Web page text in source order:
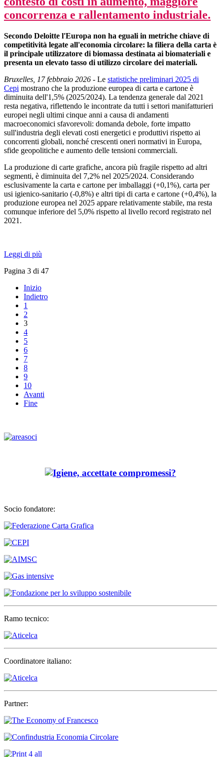
concorrenza e rallentamento industriale.
Secondo Deloitte l'Europa non ha eguali in metriche chiave di
competitività legate all'economia circolare: la filiera della carta è
il principale utilizzatore di biomassa destinata ai biomateriali e
presenta un elevato tasso di utilizzo circolare dei materiali.
Bruxelles, 17 febbraio 2026 - Le statistiche preliminari 2025 di
Cepi mostrano che la produzione europea di carta e cartone è
diminuita dell'1,5% (2025/2024). La tendenza generale dal 2021
resta negativa, riflettendo le incontrate da tutti i settori manifatturieri
europei negli ultimi cinque anni a causa di andamenti
macroeconomici sfavorevoli: domanda debole, forte impatto
sull'industria degli elevati costi energetici e produttivi rispetto ai
concorrenti globali, nonché crescenti oneri normativi in ​​Europa,
sfide geopolitiche e aumento delle tensioni commerciali.
La produzione di carte grafiche, ancora più fragile rispetto ad altri
segmenti, è diminuita del 7,2% nel 2025/2024. Considerando
esclusivamente la carta e cartone per imballaggi (+0,1%), carta per
usi igienico-sanitario (-0,8%) e altri tipi di carta e cartone (+0,4%), la
produzione europea nel 2025 appare relativamente stabile, ma resta
comunque inferiore del 5,0% rispetto al livello record registrato nel
2021.
Leggi di più
Pagina 3 di 47
Inizio
Indietro
1
2
3
4
5
6
7
8
9
10
Avanti
Fine
Socio fondatore:
Ramo tecnico:
Coordinatore italiano:
Partner: